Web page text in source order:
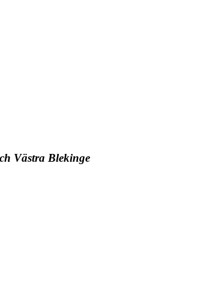
Västra Blekinge